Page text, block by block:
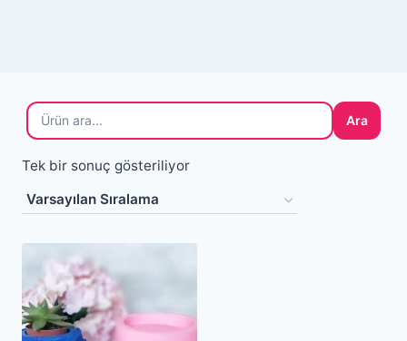
Ara
Tek bir sonuç gösteriliyor